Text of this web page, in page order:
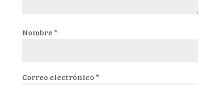
Nombre *
Correo electrónico *